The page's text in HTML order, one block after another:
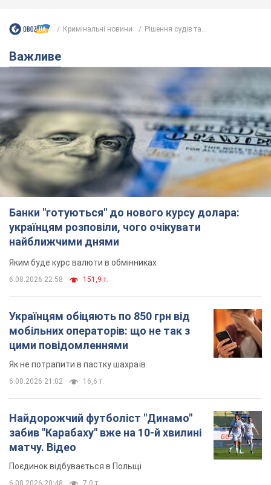
Банки "готуються" до нового курсу долара:
українцям розповіли, чого очікувати
найближчими днями
Яким буде курс валюти в обмінниках
6.08.2026 22:58 151,9 т.
Українцям обіцяють по 850 грн від
мобільних операторів: що не так з
цими повідомленнями
Як не потрапити в пастку шахраїв
6.08.2026 21:02 16,6 т.
Найдорожчий футболіст "Динамо"
забив "Карабаху" вже на 10-й хвилині
матчу. Відео
Поєдинок відбувається в Польщі
6.08.2026 20:48 7,0 т.